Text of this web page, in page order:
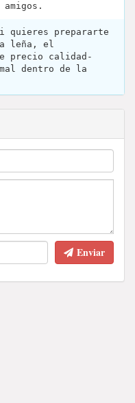
quieres prepararte
leña, el
precio calidad-
dentro de la
Enviar